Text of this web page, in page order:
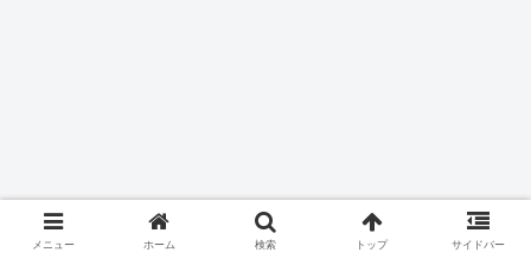
メニュー ホーム 検索 トップ サイドバー